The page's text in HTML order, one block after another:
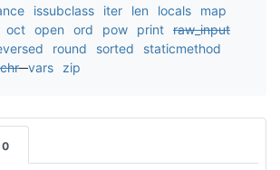
issubclass iter len locals
map
oct open ord pow print raw_input
round sorted
staticmethod
vars zip
0